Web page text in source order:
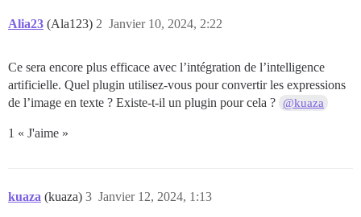
Alia23 (Ala123) Janvier 10, 2024, 2:22
2
Ce sera encore plus efficace avec l’intégration de l’intelligence
artificielle. Quel plugin utilisez-vous pour convertir les expressions
de l’image en texte ? Existe-t-il un plugin pour cela ? @kuaza
1 « J'aime »
kuaza (kuaza) Janvier 12, 2024, 1:13
3